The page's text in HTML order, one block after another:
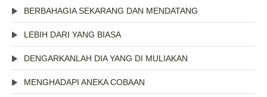
BERBAHAGIA SEKARANG DAN MENDATANG
LEBIH DARI YANG BIASA
DENGARKANLAH DIA YANG DI MULIAKAN
MENGHADAPI ANEKA COBAAN